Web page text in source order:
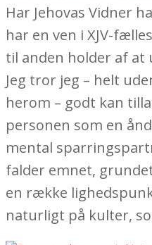
Har Jehovas Vidner
har en ven i XJV-
til anden holder af at
Jeg tror jeg – helt
herom – godt kan
personen som en
mental
falder emnet,
en række
naturligt på kulter,